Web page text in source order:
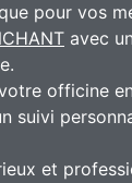
pour vos
avec
officine
suivi
et